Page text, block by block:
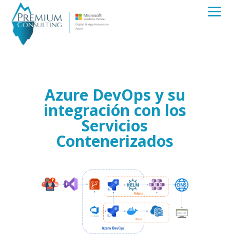
Azure DevOps y su
integración con los
Servicios
Contenerizados